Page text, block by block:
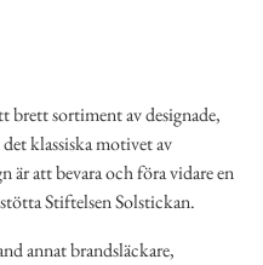
brett sortiment av designade,
klassiska motivet av
är att bevara och föra vidare en
Stiftelsen Solstickan.
annat brandsläckare,